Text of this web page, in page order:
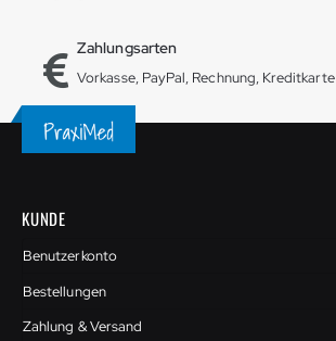
Zahlungsarten
Vorkasse, PayPal, Rechnung, Kreditkarte
KUNDE
Benutzerkonto
Bestellungen
Zahlung & Versand